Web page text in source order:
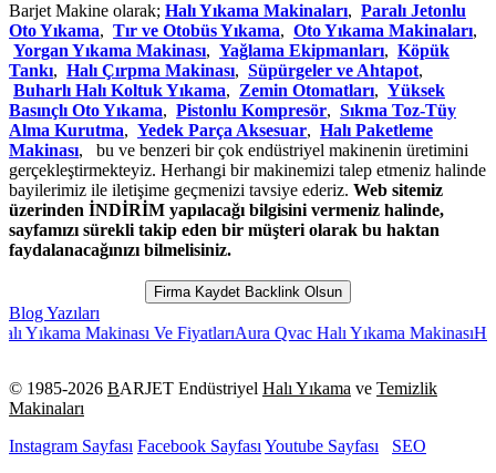
Barjet Makine olarak; Halı Yıkama Makinaları, Paralı Jetonlu
Oto Yıkama, Tır ve Otobüs Yıkama, Oto Yıkama Makinaları,
Yorgan Yıkama Makinası, Yağlama Ekipmanları, Köpük
Tankı, Halı Çırpma Makinası, Süpürgeler ve Ahtapot,
Buharlı Halı Koltuk Yıkama, Zemin Otomatları, Yüksek
Basınçlı Oto Yıkama, Pistonlu Kompresör, Sıkma Toz-Tüy
Alma Kurutma, Yedek Parça Aksesuar, Halı Paketleme
Makinası, bu ve benzeri bir çok endüstriyel makinenin üretimini
gerçekleştirmekteyiz. Herhangi bir makinemizi talep etmeniz halinde
bayilerimiz ile iletişime geçmenizi tavsiye ederiz. Web sitemiz
üzerinden İNDİRİM yapılacağı bilgisini vermeniz halinde,
sayfamızı sürekli takip eden bir müşteri olarak bu haktan
faydalanacağınızı bilmelisiniz.
Firma Kaydet Backlink Olsun
Blog Yazıları
Makinası Ve FiyatlarıAura Qvac Halı Yıkama MakinasıHali
© 1985-2026 BARJET Endüstriyel Halı Yıkama ve Temizlik
Makinaları
Instagram Sayfası Facebook SayfasıYoutube Sayfası SEO